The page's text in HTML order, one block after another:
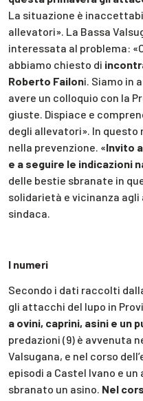
La situazione è
allevatori». La Bassa
interessata al problema:
abbiamo chiesto di
Roberto Failoni. Siamo in
avere un colloquio con la
giuste. Dispiace e
degli allevatori». In questo
nella prevenzione. «Invito
e a seguire le indicazioni
delle bestie sbranate in
solidarietà e vicinanza
sindaca.
I numeri
Secondo i dati raccolti
gli attacchi del lupo in
a ovini, caprini, asini e un
predazioni (9) è avvenuta
Valsugana, e nel corso
episodi a Castel Ivano e
sbranato un asino. Nel